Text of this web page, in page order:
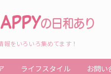
をいろいろ集めてます！
ライフスタイル お問い